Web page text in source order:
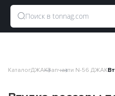
КаталогДЖАКЗапчасти N-56 ДЖАК